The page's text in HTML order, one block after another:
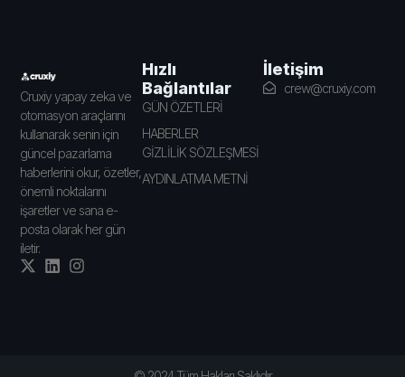
Cruxiy yapay zeka ve
otomasyon araçlarını
kullanarak senin için
güncel pazarlama
haberlerini okur, özetler,
önemli noktalarını
işaretler ve sana e-
posta olarak her gün
iletir.
Hızlı
Bağlantılar
GÜN ÖZETLERİ
HABERLER
GİZLİLİK SÖZLEŞMESİ
AYDINLATMA METNİ
İletişim
crew@cruxiy.com